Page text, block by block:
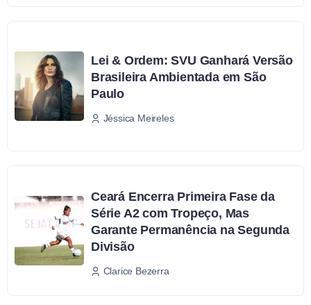
Lei & Ordem: SVU Ganhará Versão
Brasileira Ambientada em São
Paulo
Jéssica Meireles
Ceará Encerra Primeira Fase da
Série A2 com Tropeço, Mas
Garante Permanência na Segunda
Divisão
Clarice Bezerra